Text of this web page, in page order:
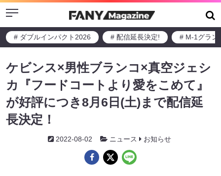
Menu
# ダブルインパクト2026 # 配信延長決定! # M-1グラン
ケビンス×男性ブランコ×真空ジェシ
カ『フードコートより愛をこめて』
が好評につき8月6日(土)まで配信延
長決定！
2022-08-02 ニュース お知らせ